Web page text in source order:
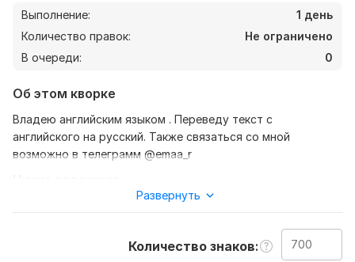
Выполнение:
1 день
Количество правок:
Не ограничено
В очереди:
0
Об этом кворке
Владею английским языком . Переведу текст с
английского на русский. Также связаться со мной
возможно в телеграмм @emaa_r
Ожидаю от вас текст, желательно в формате документа,
Развернуть
Количество знаков